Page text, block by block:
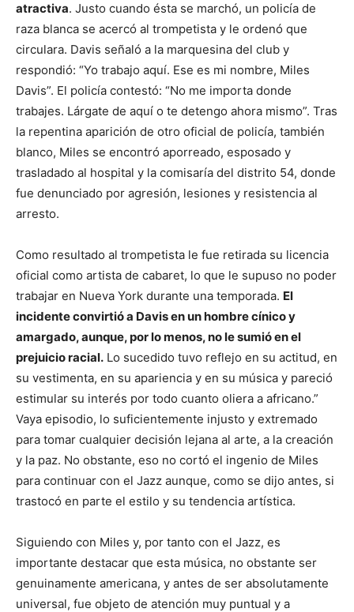
atractiva. Justo cuando ésta se marchó, un policía de
raza blanca se acercó al trompetista y le ordenó que
circulara. Davis señaló a la marquesina del club y
respondió: “Yo trabajo aquí. Ese es mi nombre, Miles
Davis”. El policía contestó: “No me importa donde
trabajes. Lárgate de aquí o te detengo ahora mismo”. Tras
la repentina aparición de otro oficial de policía, también
blanco, Miles se encontró aporreado, esposado y
trasladado al hospital y la comisaría del distrito 54, donde
fue denunciado por agresión, lesiones y resistencia al
arresto.
Como resultado al trompetista le fue retirada su licencia
oficial como artista de cabaret, lo que le supuso no poder
trabajar en Nueva York durante una temporada. El
incidente convirtió a Davis en un hombre cínico y
amargado, aunque, por lo menos, no le sumió en el
prejuicio racial. Lo sucedido tuvo reflejo en su actitud, en
su vestimenta, en su apariencia y en su música y pareció
estimular su interés por todo cuanto oliera a africano.”
Vaya episodio, lo suficientemente injusto y extremado
para tomar cualquier decisión lejana al arte, a la creación
y la paz. No obstante, eso no cortó el ingenio de Miles
para continuar con el Jazz aunque, como se dijo antes, si
trastocó en parte el estilo y su tendencia artística.
Siguiendo con Miles y, por tanto con el Jazz, es
importante destacar que esta música, no obstante ser
genuinamente americana, y antes de ser absolutamente
universal, fue objeto de atención muy puntual y a